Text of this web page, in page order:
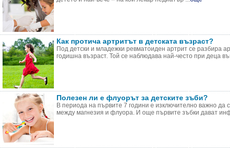
Как протича артритът в детската възраст?
Под детски и младежки ревматоиден артрит се разбира
годишна възраст. Той се наблюдава най-често при деца
Полезен ли е флуорът за детските зъби?
В периода на първите 7 години е изключително важно да
между магнезия и флуора. И още първите зъбки дават